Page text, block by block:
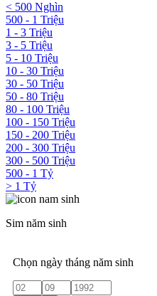
< 500 Nghìn
500 - 1 Triệu
1 - 3 Triệu
3 - 5 Triệu
5 - 10 Triệu
10 - 30 Triệu
30 - 50 Triệu
50 - 80 Triệu
80 - 100 Triệu
100 - 150 Triệu
150 - 200 Triệu
200 - 300 Triệu
300 - 500 Triệu
500 - 1 Tỷ
> 1 Tỷ
Sim năm sinh
Chọn ngày tháng năm sinh